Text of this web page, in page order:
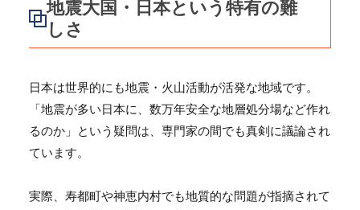
地震大国・日本という特有の難
しさ
日本は世界的にも地震・火山活動が活発な地域です。
「地震が多い日本に、数万年安全な地層処分場など作れ
るのか」という疑問は、専門家の間でも真剣に議論され
ています。
実際、寿都町や神恵内村でも地質的な問題が指摘されて